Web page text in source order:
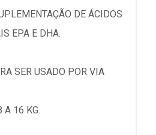
DE ÁCIDOS
EPA E DHA.
SER USADO POR VIA
A 16 KG.